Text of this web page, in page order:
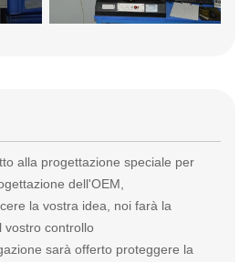
alla progettazione speciale per
dell'OEM,
la vostra idea, noi farà la
vostro controllo
sarà offerto proteggere la